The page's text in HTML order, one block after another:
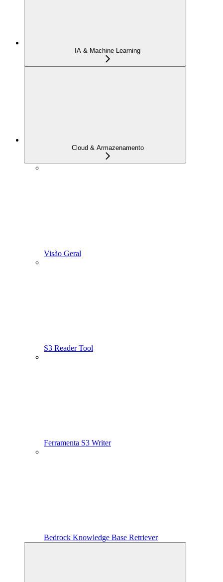
IA & Machine Learning
Cloud & Armazenamento
Visão Geral
S3 Reader Tool
Ferramenta S3 Writer
Bedrock Knowledge Base Retriever